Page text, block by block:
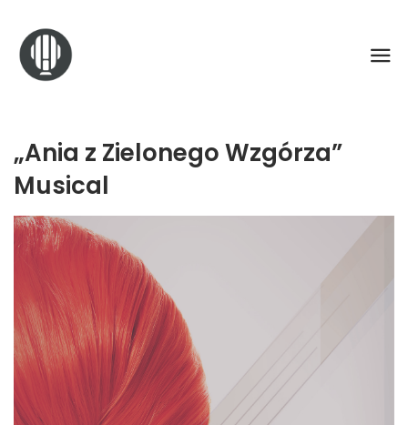
„Ania z Zielonego Wzgórza”
Musical